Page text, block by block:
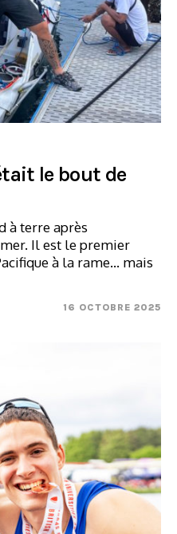
le bout de
à terre après
Il est le premier
à la rame... mais
16 OCTOBRE 2025